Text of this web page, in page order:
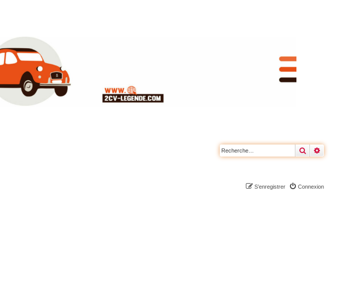
Rechercher
Connexion
S’enregistrer